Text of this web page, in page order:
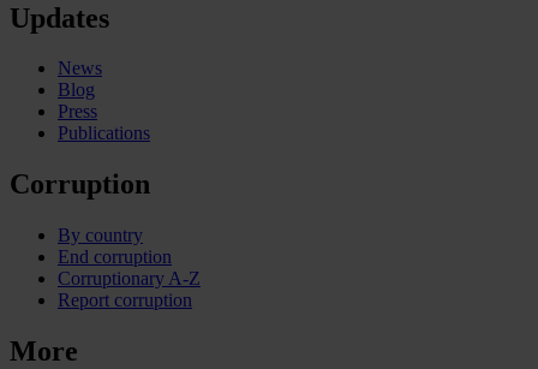
Updates
News
Blog
Press
Publications
Corruption
By country
End corruption
Corruptionary A-Z
Report corruption
More